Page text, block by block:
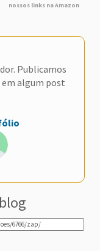
nossos links na Amazon
Publicamos
em algum post